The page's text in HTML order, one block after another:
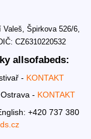
Valeš, Špirkova 526/6,
CZ6310220532
allsofabeds:
- KONTAKT
- KONTAKT
+420 737 380